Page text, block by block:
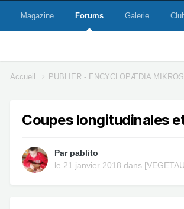
Magazine Forums Galerie
Accueil PUBLIER - ENCYCLOPÆDIA
Coupes longitudinales
Par pablito
le 21 janvier 2018 dans